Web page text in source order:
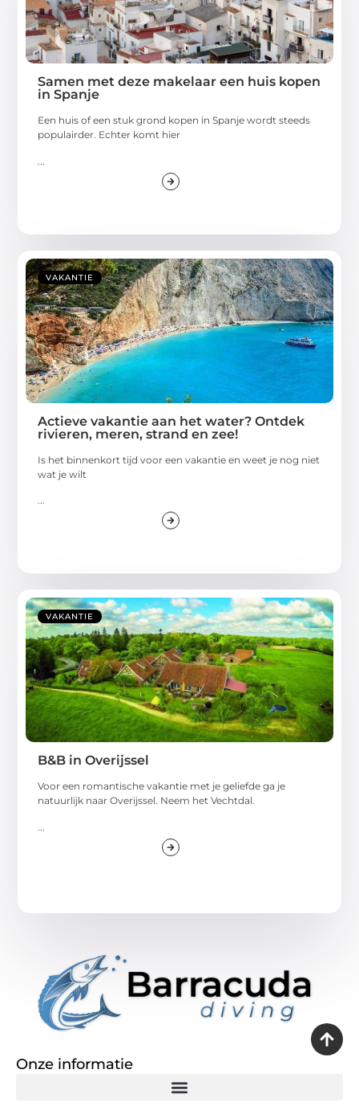
Samen met deze makelaar een huis kopen
in Spanje
Een huis of een stuk grond kopen in Spanje wordt steeds
populairder. Echter komt hier
VAKANTIE
Actieve vakantie aan het water? Ontdek
rivieren, meren, strand en zee!
Is het binnenkort tijd voor een vakantie en weet je nog niet
wat je wilt
...
VAKANTIE
B&B in Overijssel
Voor een romantische vakantie met je geliefde ga je
natuurlijk naar Overijssel. Neem het Vechtdal.
Onze informatie